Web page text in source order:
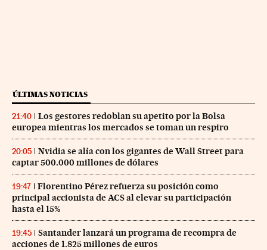
ÚLTIMAS NOTICIAS
21:40
Los gestores redoblan su apetito por la Bolsa
europea mientras los mercados se toman un respiro
20:05
Nvidia se alía con los gigantes de Wall Street para
captar 500.000 millones de dólares
19:47
Florentino Pérez refuerza su posición como
principal accionista de ACS al elevar su participación
hasta el 15%
19:45
Santander lanzará un programa de recompra de
acciones de 1.825 millones de euros